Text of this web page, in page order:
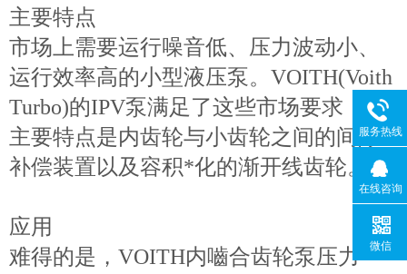
主要特点
市场上需要运行噪音低、压力波动小、
运行效率高的小型液压泵。VOITH(Voith
Turbo)的IPV泵满足了这些市场要求，其
主要特点是内齿轮与小齿轮之间的间隙
补偿装置以及容积*化的渐开线齿轮。
应用
难得的是，VOITH内嚙合齿轮泵压力
服务热线
在线咨询
微信